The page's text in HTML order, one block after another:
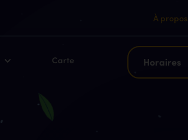
À propos
Carte Horaires